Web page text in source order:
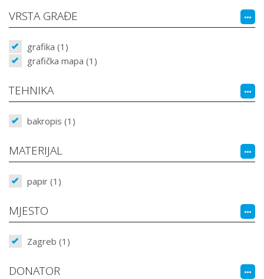
VRSTA GRAĐE
grafika (1)
grafička mapa (1)
TEHNIKA
bakropis (1)
MATERIJAL
papir (1)
MJESTO
Zagreb (1)
DONATOR